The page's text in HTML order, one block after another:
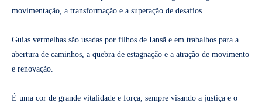
movimentação, a transformação e a superação de desafios.
Guias vermelhas são usadas por filhos de Iansã e em trabalhos para a
abertura de caminhos, a quebra de estagnação e a atração de movimento
e renovação.
É uma cor de grande vitalidade e força, sempre visando a justiça e o